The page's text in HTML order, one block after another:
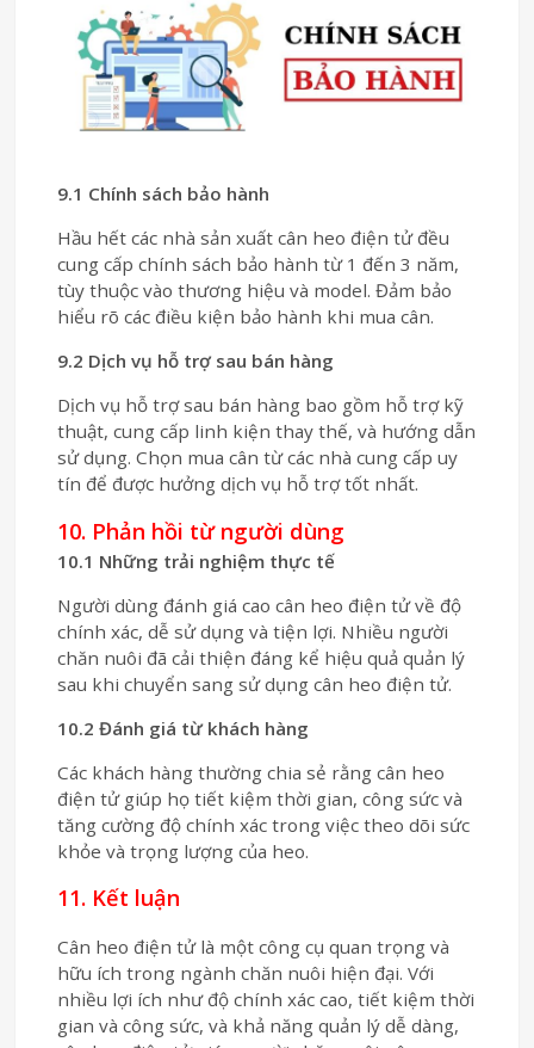
9.1 Chính sách bảo hành
Hầu hết các nhà sản xuất cân heo điện tử đều
cung cấp chính sách bảo hành từ 1 đến 3 năm,
tùy thuộc vào thương hiệu và model. Đảm bảo
hiểu rõ các điều kiện bảo hành khi mua cân.
9.2 Dịch vụ hỗ trợ sau bán hàng
Dịch vụ hỗ trợ sau bán hàng bao gồm hỗ trợ kỹ
thuật, cung cấp linh kiện thay thế, và hướng dẫn
sử dụng. Chọn mua cân từ các nhà cung cấp uy
tín để được hưởng dịch vụ hỗ trợ tốt nhất.
10. Phản hồi từ người dùng
10.1 Những trải nghiệm thực tế
Người dùng đánh giá cao cân heo điện tử về độ
chính xác, dễ sử dụng và tiện lợi. Nhiều người
chăn nuôi đã cải thiện đáng kể hiệu quả quản lý
sau khi chuyển sang sử dụng cân heo điện tử.
10.2 Đánh giá từ khách hàng
Các khách hàng thường chia sẻ rằng cân heo
điện tử giúp họ tiết kiệm thời gian, công sức và
tăng cường độ chính xác trong việc theo dõi sức
khỏe và trọng lượng của heo.
11. Kết luận
Cân heo điện tử là một công cụ quan trọng và
hữu ích trong ngành chăn nuôi hiện đại. Với
nhiều lợi ích như độ chính xác cao, tiết kiệm thời
gian và công sức, và khả năng quản lý dễ dàng,